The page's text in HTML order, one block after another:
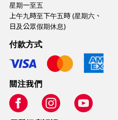
星期一至五
上午九時至下午五時 (星期六、
日及公眾假期休息)
付款方式
關注我們